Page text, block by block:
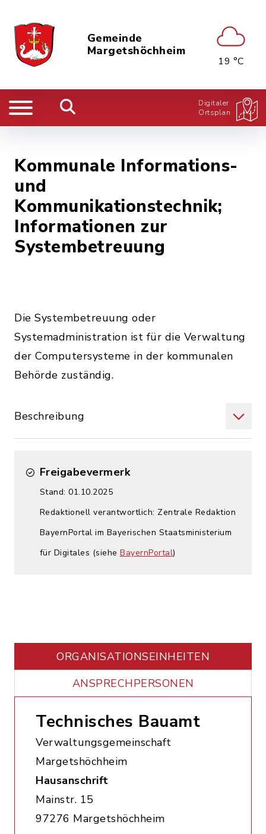
Gemeinde
Margetshöchheim
19 °C
Digitaler
Ortsplan
Kommunale Informations-
und
Kommunikationstechnik;
Informationen zur
Systembetreuung
Die Systembetreuung oder
Systemadministration ist für die Verwaltung
der Computersysteme in der kommunalen
Behörde zuständig.
Beschreibung
Freigabevermerk
Stand: 01.10.2025
Redaktionell verantwortlich: Zentrale Redaktion
BayernPortal im Bayerischen Staatsministerium
für Digitales (siehe BayernPortal)
ORGANISATIONS­EINHEITEN
ANSPRECHPERSONEN
Technisches Bauamt
Verwaltungsgemeinschaft
Margetshöchheim
Hausanschrift
Mainstr. 15
97276 Margetshöchheim